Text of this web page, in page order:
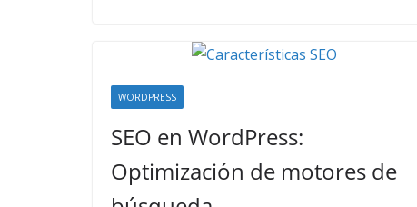
WORDPRESS
SEO en WordPress:
Optimización de motores de